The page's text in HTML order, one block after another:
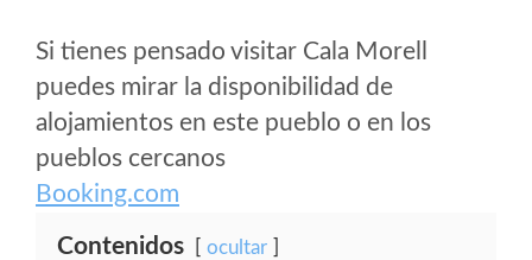
Si tienes pensado visitar Cala Morell
puedes mirar la disponibilidad de
alojamientos en este pueblo o en los
pueblos cercanos
Booking.com
Contenidos ocultar